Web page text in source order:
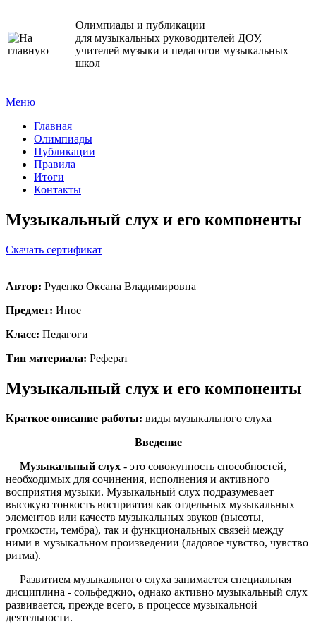
Олимпиады и публикации
для музыкальных руководителей ДОУ,
учителей музыки и педагогов музыкальных
школ
Меню
Главная
Олимпиады
Публикации
Правила
Итоги
Контакты
Музыкальный слух и его компоненты
Cкачать сертификат
Автор: Руденко Оксана Владимировна
Предмет: Иное
Класс: Педагоги
Тип материала: Реферат
Музыкальный слух и его компоненты
Краткое описание работы: виды музыкального слуха
Введение
Музыкальный слух - это совокупность способностей,
необходимых для сочинения, исполнения и активного
восприятия музыки. Музыкальный слух подразумевает
высокую тонкость восприятия как отдельных музыкальных
элементов или качеств музыкальных звуков (высоты,
громкости, тембра), так и функциональных связей между
ними в музыкальном произведении (ладовое чувство, чувство
ритма).
Развитием музыкального слуха занимается специальная
дисциплина - сольфеджио, однако активно музыкальный слух
развивается, прежде всего, в процессе музыкальной
деятельности.